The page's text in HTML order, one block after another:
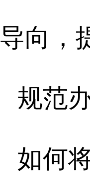
导向，
规范
如何